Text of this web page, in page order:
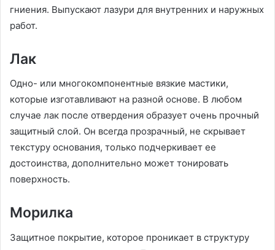
гниения. Выпускают лазури для внутренних и наружных
работ.
Лак
Одно- или многокомпонентные вязкие мастики,
которые изготавливают на разной основе. В любом
случае лак после отвердения образует очень прочный
защитный слой. Он всегда прозрачный, не скрывает
текстуру основания, только подчеркивает ее
достоинства, дополнительно может тонировать
поверхность.
Морилка
Защитное покрытие, которое проникает в структуру